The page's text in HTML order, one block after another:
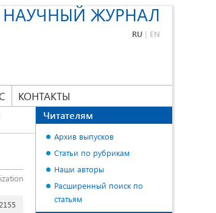
ЖУРНАЛ
RU | EN
КОНТАКТЫ
2155
Читателям
Архив выпусков
Статьи по рубрикам
Наши авторы
Расширенный поиск по
статьям